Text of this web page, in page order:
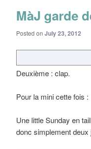
MàJ garde
Posted on July 23, 2012
Deuxième : clap.
Pour la mini cette fois :
Une little Sunday en
donc simplement deux